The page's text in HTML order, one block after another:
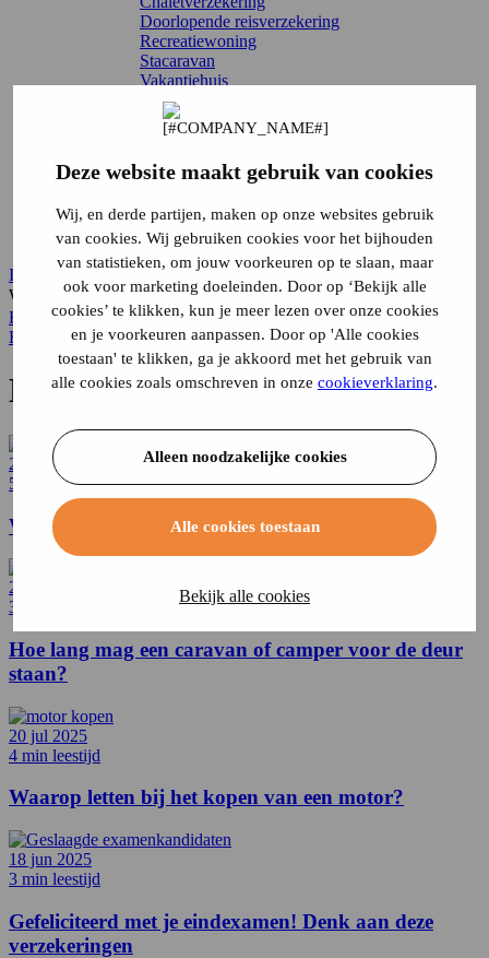
Deze website maakt gebruik van cookies
Wij, en derde partijen, maken op onze websites gebruik
van cookies. Wij gebruiken cookies voor het bijhouden
van statistieken, om jouw voorkeuren op te slaan, maar
ook voor marketing doeleinden. Door op ‘Bekijk alle
cookies’ te klikken, kun je meer lezen over onze cookies
en je voorkeuren aanpassen. Door op 'Alle cookies
toestaan' te klikken, ga je akkoord met het gebruik van
alle cookies zoals omschreven in onze cookieverklaring.
Alleen noodzakelijke cookies
Alle cookies toestaan
Bekijk alle cookies
Doorlopende reisverzekering
Recreatiewoning
Stacaravan
Vakantiehuis
Vouwwagenverzekering
Alle verzekeringen
Wijziging doorgeven
Inloggen
Service & contact
Inloggen
Waar ben je naar op zoek?
Home
Blog
Home
De laatste blogs van Alpina
20 okt 2025
5 min leestijd
Wat dekt je verzekering bij diefstal?
28 jul 2025
3 min leestijd
Hoe lang mag een caravan of camper voor de deur
staan?
20 jul 2025
4 min leestijd
Waarop letten bij het kopen van een motor?
18 jun 2025
3 min leestijd
Gefeliciteerd met je eindexamen! Denk aan deze
verzekeringen